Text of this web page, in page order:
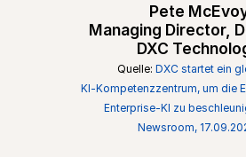
Pete
Managing Director,
DXC
Quelle:DXC startet ein
KI‑Kompetenzzentrum, um die
Enterprise‑KI zu
Newsroom,